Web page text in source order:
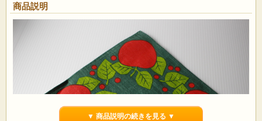
商品説明
▼ 商品説明の続きを見る ▼